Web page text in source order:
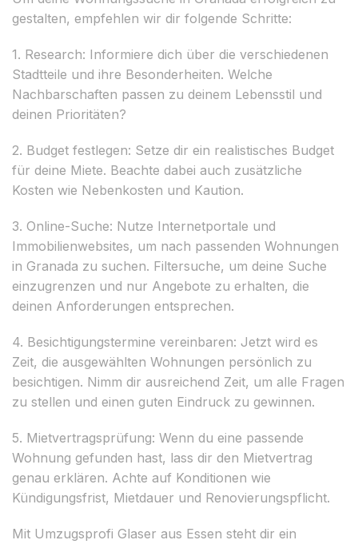
gestalten, empfehlen wir dir folgende Schritte:
1. Research: Informiere dich über die verschiedenen
Stadtteile und ihre Besonderheiten. Welche
Nachbarschaften passen zu deinem Lebensstil und
deinen Prioritäten?
2. Budget festlegen: Setze dir ein realistisches Budget
für deine Miete. Beachte dabei auch zusätzliche
Kosten wie Nebenkosten und Kaution.
3. Online-Suche: Nutze Internetportale und
Immobilienwebsites, um nach passenden Wohnungen
in Granada zu suchen. Filtersuche, um deine Suche
einzugrenzen und nur Angebote zu erhalten, die
deinen Anforderungen entsprechen.
4. Besichtigungstermine vereinbaren: Jetzt wird es
Zeit, die ausgewählten Wohnungen persönlich zu
besichtigen. Nimm dir ausreichend Zeit, um alle Fragen
zu stellen und einen guten Eindruck zu gewinnen.
5. Mietvertragsprüfung: Wenn du eine passende
Wohnung gefunden hast, lass dir den Mietvertrag
genau erklären. Achte auf Konditionen wie
Kündigungsfrist, Mietdauer und Renovierungspflicht.
Mit Umzugsprofi Glaser aus Essen steht dir ein